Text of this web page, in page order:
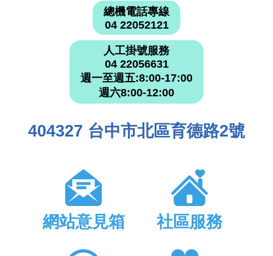
總機電話專線
04 22052121
人工掛號服務
04 22056631
週一至週五:8:00-17:00
週六8:00-12:00
404327 台中市北區育德路2號
網站意見箱 社區服務